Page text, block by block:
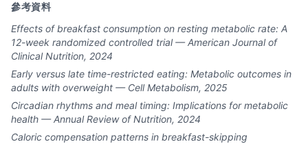
參考資料
Effects of breakfast consumption on resting metabolic rate: A
12-week randomized controlled trial — American Journal of
Clinical Nutrition, 2024
Early versus late time-restricted eating: Metabolic outcomes in
adults with overweight — Cell Metabolism, 2025
Circadian rhythms and meal timing: Implications for metabolic
health — Annual Review of Nutrition, 2024
Caloric compensation patterns in breakfast-skipping